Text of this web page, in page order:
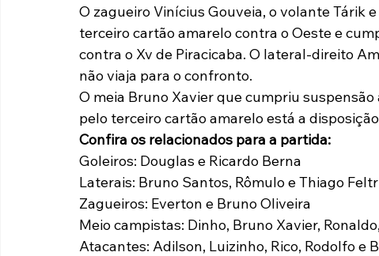
O zagueiro Vinícius Gouveia, o volante Tárik
terceiro cartão amarelo contra o Oeste e
contra o Xv de Piracicaba. O lateral-direito
não viaja para o confronto.
O meia Bruno Xavier que cumpriu
pelo terceiro cartão amarelo está a
Confira os relacionados para a partida:
Goleiros: Douglas e Ricardo Berna
Laterais: Bruno Santos, Rômulo e Thiago
Zagueiros: Everton e Bruno Oliveira
Meio campistas: Dinho, Bruno Xavier,
Atacantes: Adilson, Luizinho, Rico, Rodolfo e